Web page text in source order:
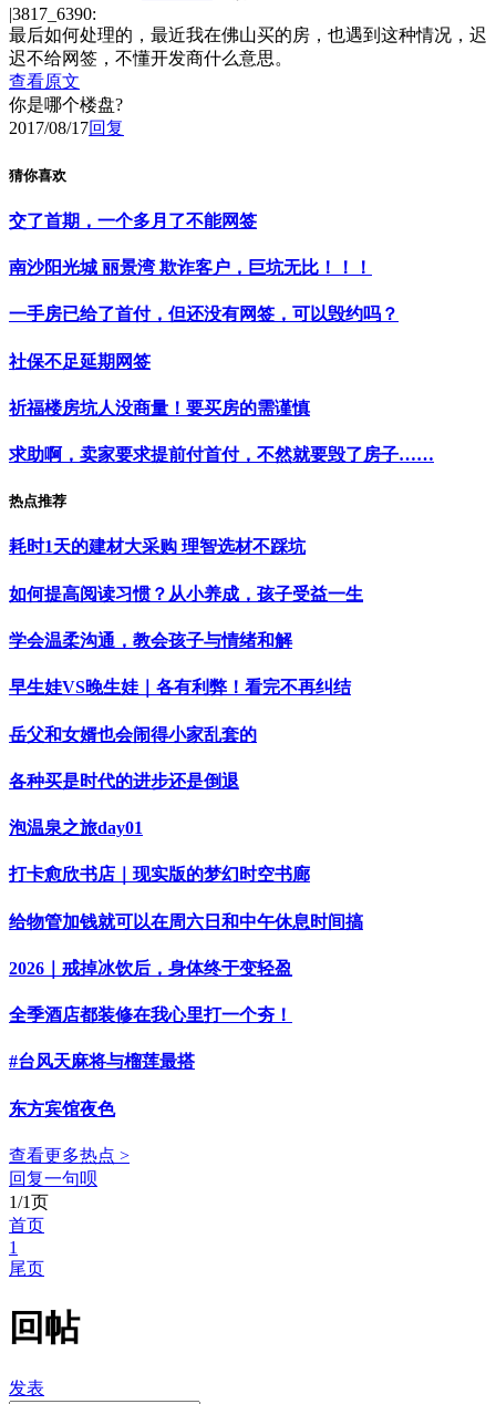
|3817_6390:
最后如何处理的，最近我在佛山买的房，也遇到这种情况，迟
迟不给网签，不懂开发商什么意思。
查看原文
你是哪个楼盘?
2017/08/17回复
猜你喜欢
交了首期，一个多月了不能网签
南沙阳光城 丽景湾 欺诈客户，巨坑无比！！！
一手房已给了首付，但还没有网签，可以毁约吗？
社保不足延期网签
祈福楼房坑人没商量！要买房的需谨慎
求助啊，卖家要求提前付首付，不然就要毁了房子……
热点推荐
耗时1天的建材大采购 理智选材不踩坑
如何提高阅读习惯？从小养成，孩子受益一生
学会温柔沟通，教会孩子与情绪和解
早生娃VS晚生娃｜各有利弊！看完不再纠结
岳父和女婿也会闹得小家乱套的
各种买是时代的进步还是倒退
泡温泉之旅day01
打卡愈欣书店｜现实版的梦幻时空书廊
给物管加钱就可以在周六日和中午休息时间搞
2026｜戒掉冰饮后，身体终于变轻盈
全季酒店都装修在我心里打一个夯！
#台风天麻将与榴莲最搭
东方宾馆夜色
查看更多热点 >
回复一句呗
1/1页
首页
1
尾页
回帖
发表